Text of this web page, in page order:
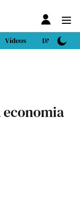
Vídeos DN Sport